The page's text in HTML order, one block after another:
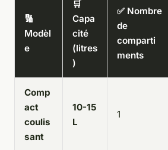
🔢
Modèl
e
🛒
Capa
cité
(litres
)
✅ Nombre
de
comparti
ments
Comp
act
coulis
sant
10-15
L
1